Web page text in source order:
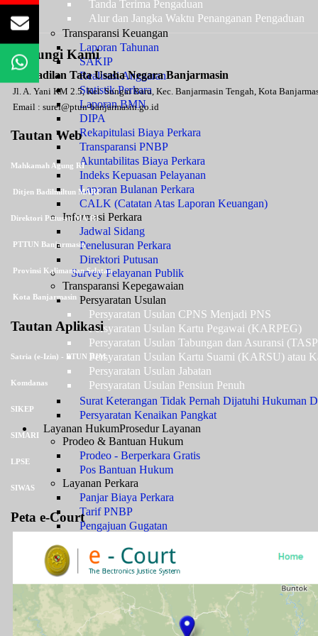
Tanda Terima Pengaduan
Alur dan Jangka Waktu Penanganan Pengaduan
Transparansi Keuangan
Laporan Tahunan
SAKIP
Realisasi Anggaran
Statistik Perkara
Laporan BMN
DIPA
Rekapitulasi Biaya Perkara
Transparansi PNBP
Akuntabilitas Biaya Perkara
Indeks Kepuasan Pelayanan
Laporan Bulanan Perkara
CALK (Catatan Atas Laporan Keuangan)
Informasi Perkara
Jadwal Sidang
Penelusuran Perkara
Direktori Putusan
Survey Pelayanan Publik
Transparansi Kepegawaian
Persyaratan Usulan
Persyaratan Usulan CPNS Menjadi PNS
Persyaratan Usulan Kartu Pegawai (KARPEG)
Persyaratan Usulan Tabungan dan Asuransi
Persyaratan Usulan Kartu Suami (KARSU) atau
Persyaratan Usulan Jabatan
Persyaratan Usulan Pensiun Penuh
Surat Keterangan Tidak Pernah Dijatuhi Hukuman
Persyaratan Kenaikan Pangkat
Layanan HukumProsedur Layanan
Prodeo & Bantuan Hukum
Prodeo - Berperkara Gratis
Pos Bantuan Hukum
Layanan Perkara
Panjar Biaya Perkara
Tarif PNBP
Pengajuan Gugatan
Pengajuan Upaya Hukum
Pendaftaran Surat Kuasa
Infografis E-Court
Pengembalian Sisa Panjar
Jenis Kewenangan
Sengketa TUN
Hubungi Kami
Pengadilan Tata Usaha Negara Banjarmasin
Jl. A. Yani KM 2.5, Kel. Sungai Baru, Kec. Banjarmasin Tengah, Kota
Email : surel@ptun-banjarmasin.go.id
Tautan Web
Mahkamah Agung RI
Ditjen Badilmiltun MARI
Direktori Putusan MA-RI
PTTUN Banjarmasin
Provinsi Kalimantan Selatan
Kota Banjarmasin
Tautan Aplikasi
Satria (e-Izin) - PTUN BJM
Komdanas
SIKEP
SIMARI
LPSE
SIWAS
Peta e-Court